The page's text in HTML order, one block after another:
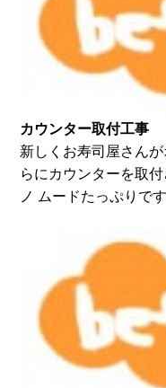
カウンター取付工事
新しくお寿司屋さん
らにカウンターを取
ノ ムードたっぷりで